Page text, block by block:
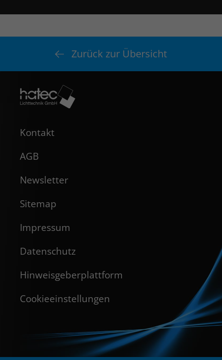
Zurück zur Übersicht
Kontakt
AGB
Newsletter
Sitemap
Impressum
Datenschutz
Hinweisgeberplattform
Cookieeinstellungen